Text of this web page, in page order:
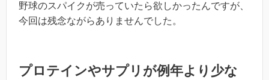
野球のスパイクが売っていたら欲しかったんですが、
今回は残念ながらありませんでした。
プロテインやサプリが例年より少な